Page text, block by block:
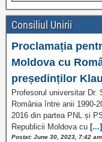
Consiliul Unirii
Proclamația
Moldova cu
președinților
Profesorul universitar
România între anii 1990-
2016 din partea PNL și
Republicii Moldova cu [...]
Postat: June 30, 2023, 7:42 am